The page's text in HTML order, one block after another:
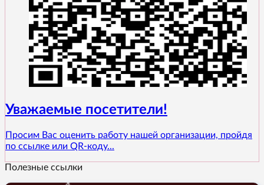
Уважаемые посетители!
Просим Вас оценить работу нашей организации, пройдя
по ссылке или QR-коду...
Полезные ссылки